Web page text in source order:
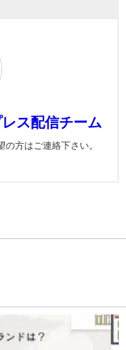
ス配信チーム
方はご連絡下さい。